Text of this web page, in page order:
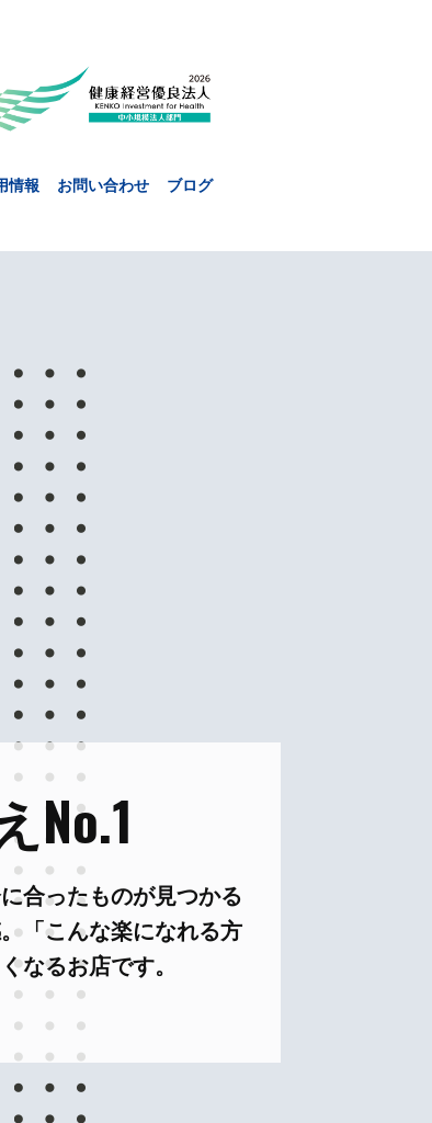
情報 お問い合わせ ブログ
No.1
合ったものが見つかる
「こんな楽になれる方
なるお店です。